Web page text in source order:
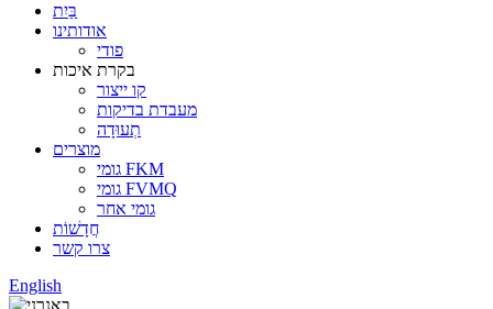
בַּיִת
אודותינו
פודי
בקרת איכות
קו ייצור
מעבדת בדיקות
תְעוּדָה
מוצרים
גומי FKM
גומי FVMQ
גומי אחר
חֲדָשׁוֹת
צרו קשר
English